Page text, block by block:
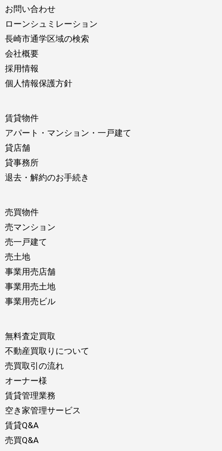
お問い合わせ
ローンシュミレーション
長崎市通学区域の検索
会社概要
採用情報
個人情報保護方針
賃貸物件
アパート・マンション・一戸建て
貸店舗
貸事務所
退去・解約のお手続き
売買物件
売マンション
売一戸建て
売土地
事業用売店舗
事業用売土地
事業用売ビル
無料査定買取
不動産買取りについて
売買取引の流れ
オーナー様
賃貸管理業務
空き家管理サービス
賃貸Q&A
売買Q&A